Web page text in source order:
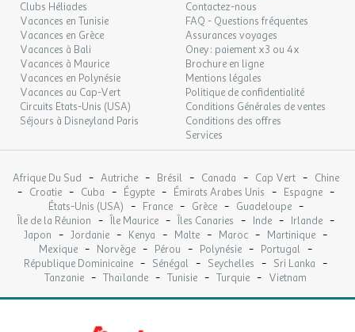
Les villages se succèdent et ne se ressemblent pas : Mouriès,
Maussane, Paradou et tant d'autres. Sans oublier Eygalières, petit
bijou perché au sommet des collines et le très réputé site de
Saint-Remy de Provence.
Au centre du massif, émergeant des rochers déchiquetés, la cité
prestigieuse des Baux de Provence offre une vue imprenable du
Lubéron à la mer Méditerranée.
La Montagnette s'étire entre Barbentane et Tarascon et vous
offrira un vrai bol d'oxygène sous les pins, les amandiers et les
OPTIONS
- Prix/animal (2 maximum par logement)
- Lits faits à l'arrivée
- Lits faits à l'arrivée + ménage de départ (sauf coin cuisine)
- Ménage de départ (sauf coin cuisine)
LUN.
12
OCT.
185 €
Retour le
14/10/2026
13
OCT.
185 €/hébergement
15/10/2026
MER.
OCT.
185 €
JEU.
15
OCT.
185 € /hébergement
Retour le
17/10/2026
VEN.
16
OCT.
185 € /hébergement
Retour le
18/10/2026
17 185 €/hébergement
Retour le
Clubs Héliades
Vacances en Tunisie
Vacances en Grèce
Vacances à Bali
Vacances à Maurice
Vacances en Polynésie
Vacances au Cap-Vert
Circuits Etats-Unis (USA)
Séjours à Disneyland Paris
Contactez-nous
FAQ - Questions fréquentes
Assurances voyages
Oney : paiement x3 ou 4x
Brochure en ligne
Mentions légales
Politique de confidentialité
Conditions Générales de ventes
Conditions des offres
Services
Afrique Du Sud - Autriche - Brésil - Canada - Cap Vert - Chine
- Croatie - Cuba - Égypte - Émirats Arabes Unis - Espagne -
États-Unis (USA) - France - Grèce - Guadeloupe -
Île de la Réunion - Île Maurice - Îles Canaries - Inde - Irlande -
Japon - Jordanie - Kenya - Malte - Maroc - Martinique -
Mexique - Norvège - Pérou - Polynésie - Portugal -
République Dominicaine - Sénégal - Seychelles - Sri Lanka -
Tanzanie - Thaïlande - Tunisie - Turquie - Vietnam